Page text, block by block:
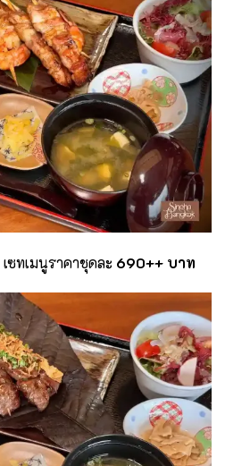
เซทเมนูราคาชุดละ 690++ บาท